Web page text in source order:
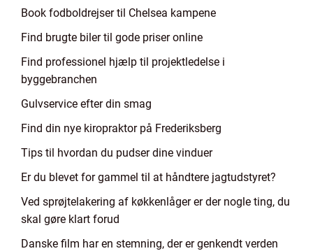
Book fodboldrejser til Chelsea kampene
Find brugte biler til gode priser online
Find professionel hjælp til projektledelse i
byggebranchen
Gulvservice efter din smag
Find din nye kiropraktor på Frederiksberg
Tips til hvordan du pudser dine vinduer
Er du blevet for gammel til at håndtere jagtudstyret?
Ved sprøjtelakering af køkkenlåger er der nogle ting, du
skal gøre klart forud
Danske film har en stemning, der er genkendt verden